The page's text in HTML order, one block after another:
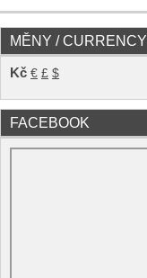
MĚNY / CURRENCY
Kč € £ $
FACEBOOK